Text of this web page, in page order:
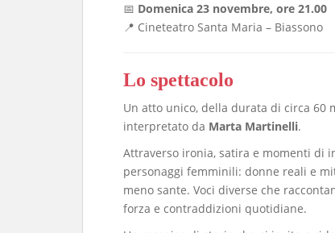
📅 Domenica 23 novembre, ore 21.00
📍 Cineteatro Santa Maria – Biassono
Lo spettacolo
Un atto unico, della durata di circa 60
interpretato da Marta Martinelli.
Attraverso ironia, satira e momenti di
personaggi femminili: donne reali e
meno sante. Voci diverse che
forza e contraddizioni quotidiane.